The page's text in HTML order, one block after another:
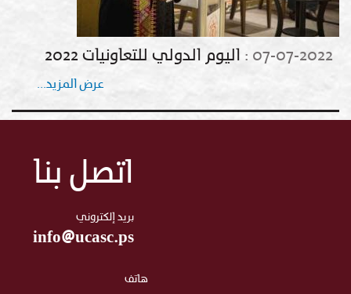
07-07-2022
: اليوم الدولي للتعاونيات 2022
عرض المزيد...
اتصل بنا
بريد إلكتروني
info@ucasc.ps
هاتف